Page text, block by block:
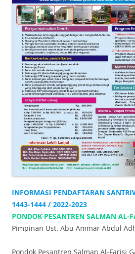
INFORMASI PENDAFTARAN
1443-1444 / 2022-2023
PONDOK PESANTREN SALMAN AL-
Pimpinan Ust. Abu Ammar Abdul
Pondok Pesantren Salman Al-Farisi